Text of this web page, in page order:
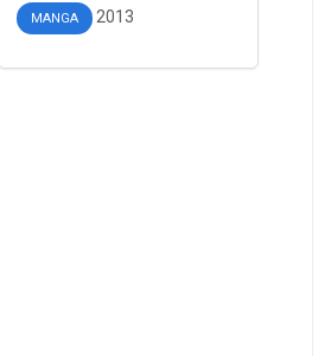
MANGA 2013